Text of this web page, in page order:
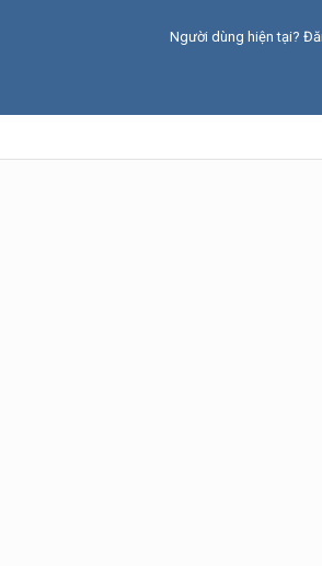
Người dùng hiện tại?